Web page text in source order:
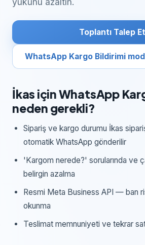
Toplantı Talep
WhatsApp Kargo Bildirimi
İkas içinWhatsApp
neden gerekli?
Sipariş ve kargo durumu İkas sipariş
otomatik WhatsApp gönderilir
'Kargom nerede?' sorularında ve
belirgin azalma
Resmi Meta Business API — ban
okunma
Teslimat memnuniyeti ve tekrar